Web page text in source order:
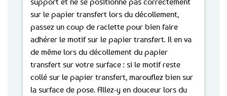
sur le papier transfert lors du décollement,
passez un coup de raclette pour bien faire
adhérer le motif sur le papier transfert. Il en va
de même lors du décollement du papier
transfert sur votre surface : si le motif reste
collé sur le papier transfert, marouflez bien sur
la surface de pose. Allez-y en douceur lors du